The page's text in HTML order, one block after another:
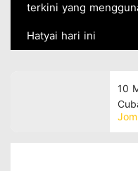
terkini yang
Hatyai hari ini
10